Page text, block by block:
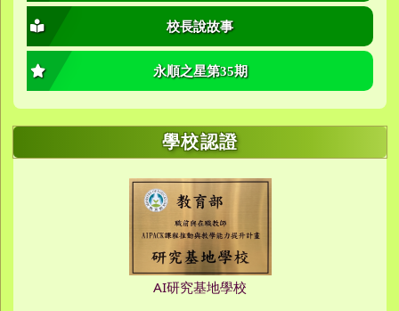
校長說故事
永順之星第35期
學校認證
AI研究基地學校